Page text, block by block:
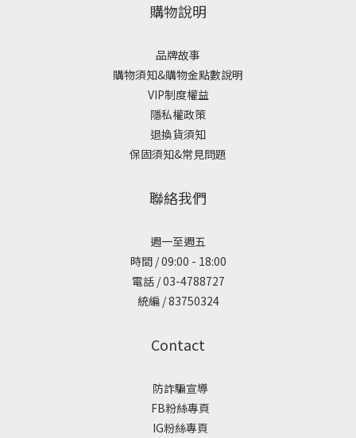
購物說明
品牌故事
購物須知&購物金點數說明
VIP制度權益
隱私權政策
退換貨須知
保固須知&常見問題
聯絡我們
週一至週五
時間 / 09:00 - 18:00
電話 / 03-4788727
統編 / 83750324
Contact
防詐騙宣導
FB粉絲專頁
IG粉絲專頁